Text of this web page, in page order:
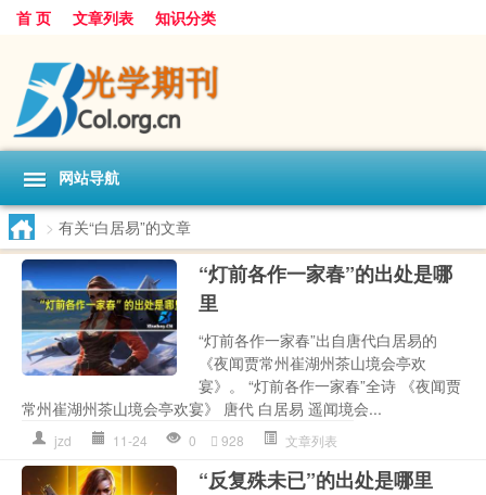
首 页 文章列表 知识分类
网站导航
> 有关“白居易”的文章
“灯前各作一家春”的出处是哪
里
“灯前各作一家春”出自唐代白居易的
《夜闻贾常州崔湖州茶山境会亭欢
宴》。 “灯前各作一家春”全诗 《夜闻贾
常州崔湖州茶山境会亭欢宴》 唐代 白居易 遥闻境会...
jzd 11-24 0 928 文章列表
“反复殊未已”的出处是哪里